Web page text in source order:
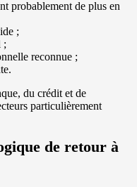
probablement de plus en
;
;
reconnue ;
du crédit et de
particulièrement
de retour à